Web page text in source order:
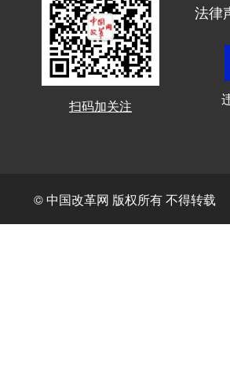
扫码加关注
法律
© 中国改革网 版权所有 不得转载